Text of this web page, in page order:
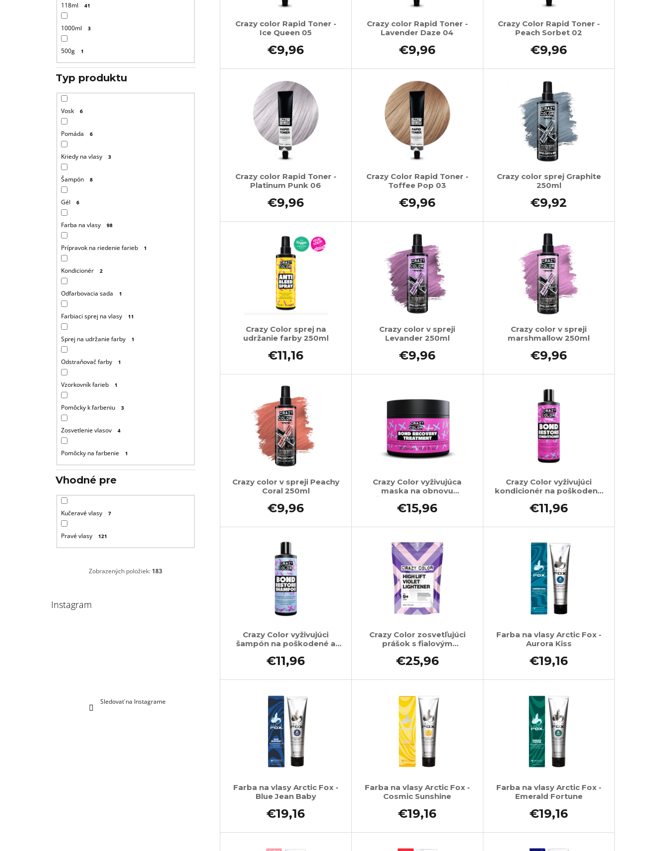
118ml 41
1000ml 3
500g 1
Typ produktu
Vosk 6
Pomáda 6
Kriedy na vlasy 3
Šampón 8
Gél 6
Farba na vlasy 98
Prípravok na riedenie farieb 1
Kondicionér 2
Odfarbovacia sada 1
Farbiaci sprej na vlasy 11
Sprej na udržanie farby 1
Odstraňovač farby 1
Vzorkovník farieb 1
Pomôcky k farbeniu 3
Zosvetlenie vlasov 4
Pomôcky na farbenie 1
Vhodné pre
Kučeravé vlasy 7
Pravé vlasy 121
Zobrazených položiek: 183
Instagram
Sledovať na Instagrame
Crazy color Rapid Toner -
Ice Queen 05
€9,96
Crazy color Rapid Toner -
Lavender Daze 04
€9,96
Crazy Color Rapid Toner -
Peach Sorbet 02
€9,96
Crazy color Rapid Toner -
Platinum Punk 06
€9,96
Crazy Color Rapid Toner -
Toffee Pop 03
€9,96
Crazy color sprej Graphite
250ml
€9,92
Crazy Color sprej na
udržanie farby 250ml
€11,16
Crazy color v spreji
Levander 250ml
€9,96
Crazy color v spreji
marshmallow 250ml
€9,96
Crazy color v spreji Peachy
Coral 250ml
€9,96
Crazy Color vyživujúca
maska na obnovu
poškodených a farbených
vlasov 350 ml
€15,96
Crazy Color vyživujúci
kondicionér na poškodené
€11,96
Crazy Color vyživujúci
šampón na poškodené a
€11,96
Crazy Color zosvetľujúci
prášok s fialovým
€25,96
Farba na vlasy Arctic Fox -
Aurora Kiss
€19,16
Farba na vlasy Arctic Fox -
Blue Jean Baby
€19,16
Farba na vlasy Arctic Fox -
Cosmic Sunshine
€19,16
Farba na vlasy Arctic Fox -
Emerald Fortune
€19,16